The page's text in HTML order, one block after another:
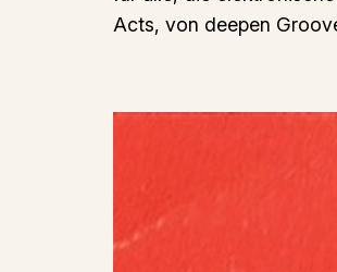
Acts, von deepen